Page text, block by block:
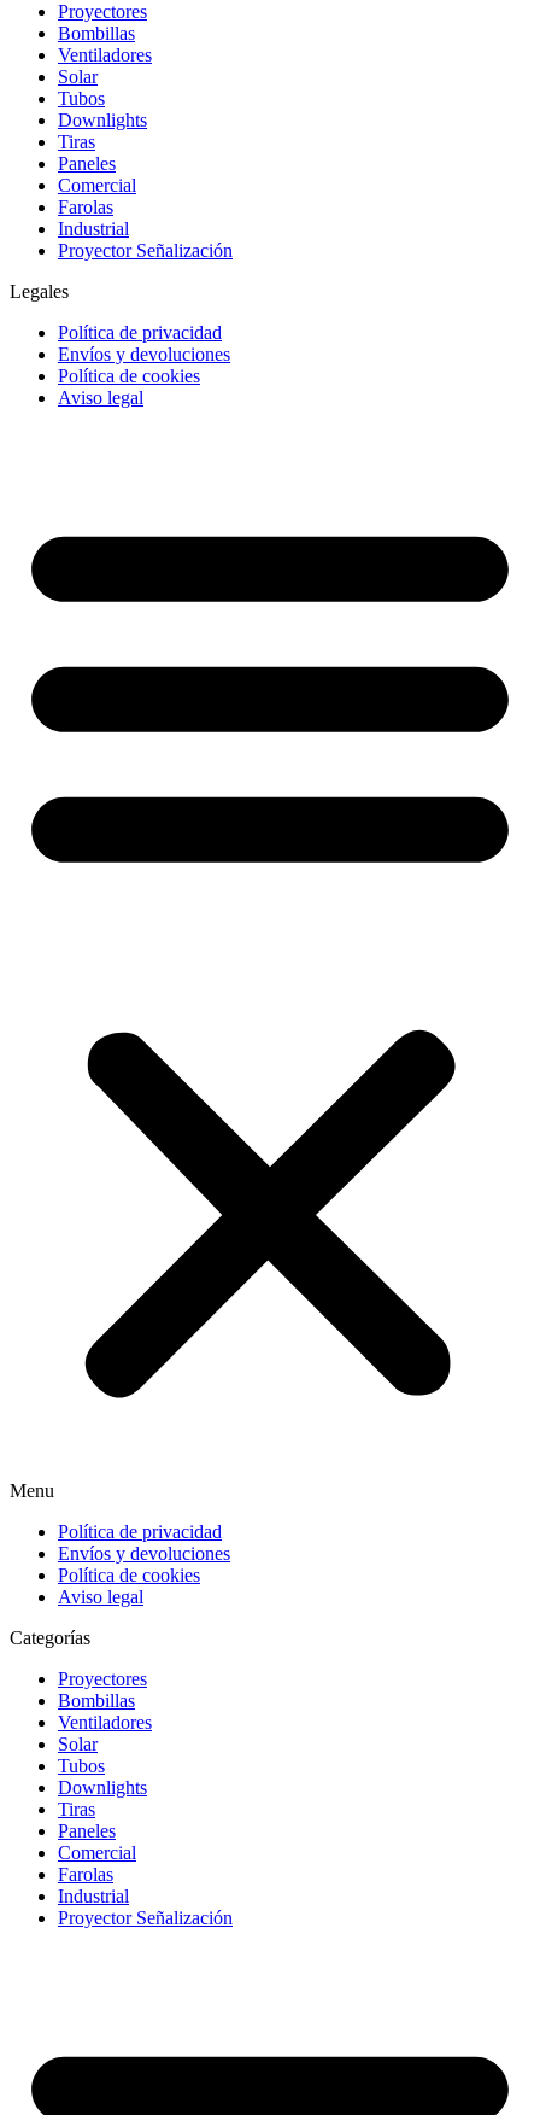
Proyectores
Bombillas
Ventiladores
Solar
Tubos
Downlights
Tiras
Paneles
Comercial
Farolas
Industrial
Proyector Señalización
Legales
Política de privacidad
Envíos y devoluciones
Política de cookies
Aviso legal
Menu
Política de privacidad
Envíos y devoluciones
Política de cookies
Aviso legal
Categorías
Proyectores
Bombillas
Ventiladores
Solar
Tubos
Downlights
Tiras
Paneles
Comercial
Farolas
Industrial
Proyector Señalización